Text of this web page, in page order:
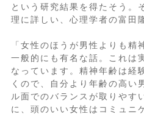
という研究結果を得たそう。
理に詳しい、心理学者の富田
「女性のほうが男性よりも精
一般的にも有名な話。これは
なっています。精神年齢は経
くので、自分より年齢の高い
ル面でのバランスが取りやす
に、頭のいい女性はコミュニ